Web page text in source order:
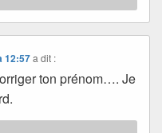
12:57 a dit :
ton prénom…. Je